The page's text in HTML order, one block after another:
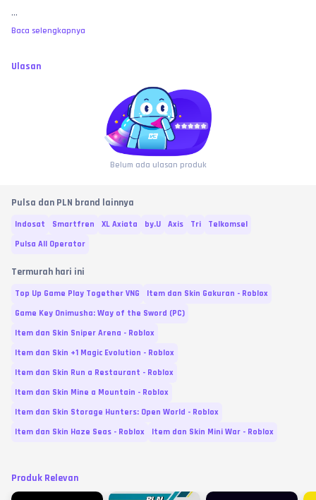
...
Baca selengkapnya
Ulasan
Belum ada ulasan produk
Pulsa dan PLN brand lainnya
Indosat Smartfren XL Axiata by.U Axis Tri
Telkomsel
Pulsa All Operator
Termurah hari ini
Top Up Game Play Together VNG
Item dan Skin Gakuran - Roblox
Game Key Onimusha: Way of the Sword (PC)
Item dan Skin Sniper Arena - Roblox
Item dan Skin +1 Magic Evolution - Roblox
Item dan Skin Run a Restaurant - Roblox
Item dan Skin Mine a Mountain - Roblox
Item dan Skin Storage Hunters: Open World - Roblox
Item dan Skin Haze Seas - Roblox
Item dan Skin Mini War - Roblox
Produk Relevan